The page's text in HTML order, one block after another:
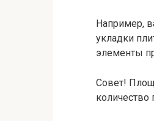
Например,
укладки
элементы
Совет!
количество